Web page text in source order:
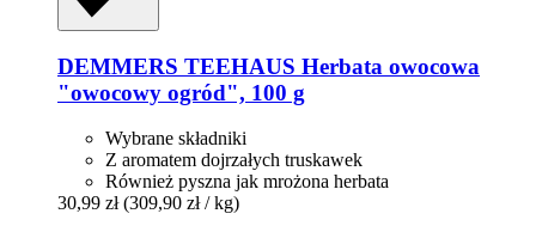
DEMMERS TEEHAUS Herbata owocowa
"owocowy ogród", 100 g
Wybrane składniki
Z aromatem dojrzałych truskawek
Również pyszna jak mrożona herbata
30,99 zł (309,90 zł / kg)